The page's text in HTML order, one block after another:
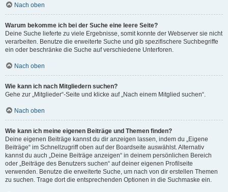
Nach oben
Warum bekomme ich bei der Suche eine leere Seite?
Deine Suche lieferte zu viele Ergebnisse, somit konnte der Webserver sie nicht
verarbeiten. Benutze die erweiterte Suche und gib spezifischere Suchbegriffe
ein oder beschränke die Suche auf verschiedene Unterforen.
Nach oben
Wie kann ich nach Mitgliedern suchen?
Gehe zur „Mitglieder“-Seite und klicke auf „Nach einem Mitglied suchen“.
Nach oben
Wie kann ich meine eigenen Beiträge und Themen finden?
Deine eigenen Beiträge kannst du dir anzeigen lassen, indem du „Eigene
Beiträge“ im Schnellzugriff oben auf der Boardseite auswählst. Alternativ
kannst du auch „Deine Beiträge anzeigen“ in deinem persönlichen Bereich
oder „Beiträge des Benutzers suchen“ auf deiner eigenen Profilseite
verwenden. Benutze die erweiterte Suche, um nach von dir erstellen Themen
zu suchen. Trage dort die entsprechenden Optionen in die Suchmaske ein.